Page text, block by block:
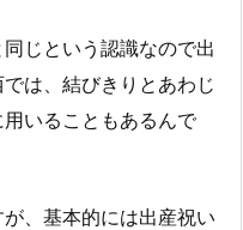
じという認識なので出
は、結びきりとあわじ
いることもあるんで
、基本的には出産祝い